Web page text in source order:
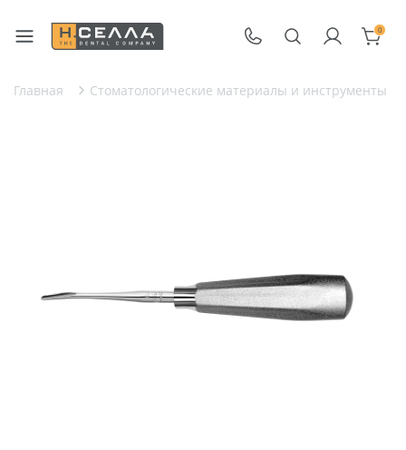
0
Главная Стоматологические материалы и инструменты